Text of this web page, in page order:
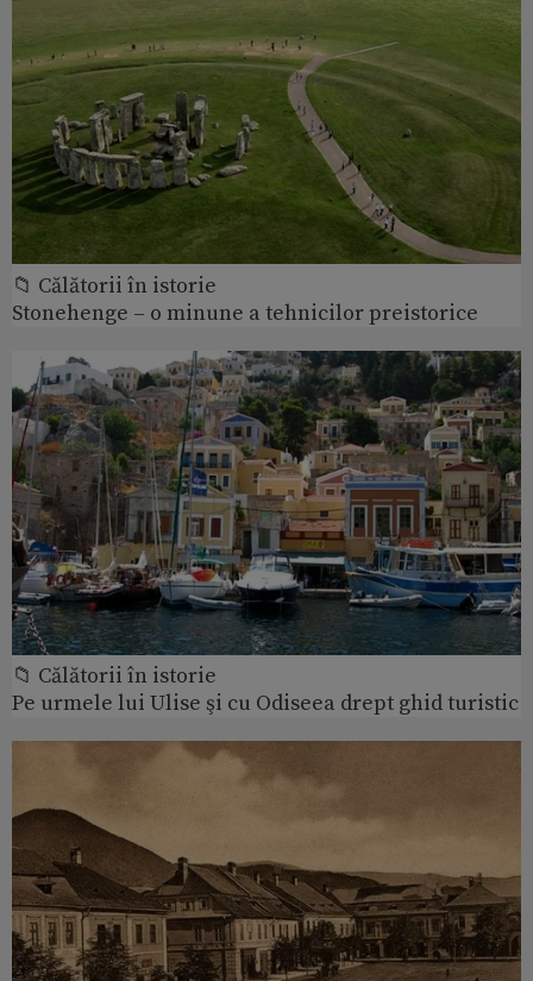
📁 Călătorii în istorie
Stonehenge – o minune a tehnicilor preistorice
📁 Călătorii în istorie
Pe urmele lui Ulise şi cu Odiseea drept ghid turistic